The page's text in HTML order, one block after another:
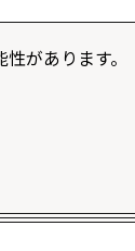
できます。ま
があります。